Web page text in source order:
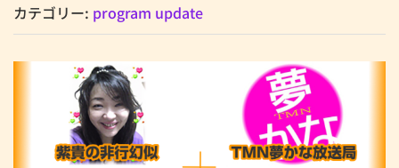
カテゴリー: program update